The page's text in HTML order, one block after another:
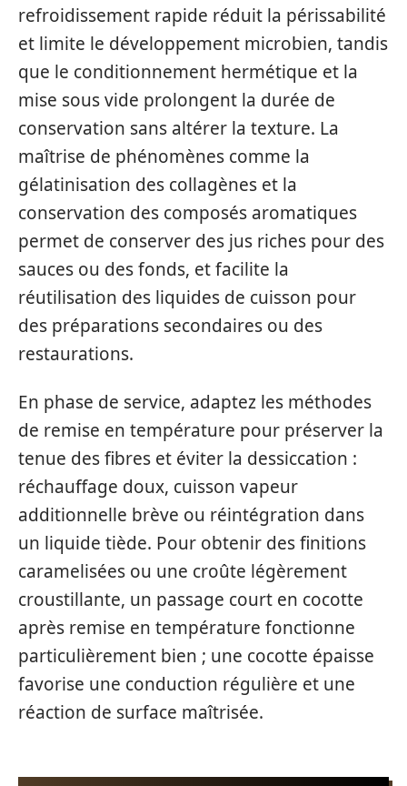
refroidissement rapide réduit la périssabilité
et limite le développement microbien, tandis
que le conditionnement hermétique et la
mise sous vide prolongent la durée de
conservation sans altérer la texture. La
maîtrise de phénomènes comme la
gélatinisation des collagènes et la
conservation des composés aromatiques
permet de conserver des jus riches pour des
sauces ou des fonds, et facilite la
réutilisation des liquides de cuisson pour
des préparations secondaires ou des
restaurations.
En phase de service, adaptez les méthodes
de remise en température pour préserver la
tenue des fibres et éviter la dessiccation :
réchauffage doux, cuisson vapeur
additionnelle brève ou réintégration dans
un liquide tiède. Pour obtenir des finitions
caramelisées ou une croûte légèrement
croustillante, un passage court en cocotte
après remise en température fonctionne
particulièrement bien ; une cocotte épaisse
favorise une conduction régulière et une
réaction de surface maîtrisée.